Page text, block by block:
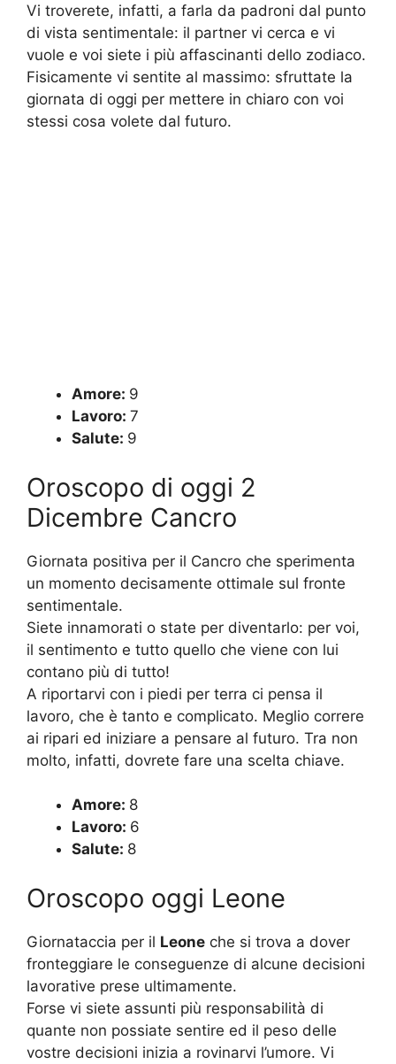
Vi troverete, infatti, a farla da padroni dal punto
di vista sentimentale: il partner vi cerca e vi
vuole e voi siete i più affascinanti dello zodiaco.
Fisicamente vi sentite al massimo: sfruttate la
giornata di oggi per mettere in chiaro con voi
stessi cosa volete dal futuro.
Amore: 9
Lavoro: 7
Salute: 9
Oroscopo di oggi 2
Dicembre Cancro
Giornata positiva per il Cancro che sperimenta
un momento decisamente ottimale sul fronte
sentimentale.
Siete innamorati o state per diventarlo: per voi,
il sentimento e tutto quello che viene con lui
contano più di tutto!
A riportarvi con i piedi per terra ci pensa il
lavoro, che è tanto e complicato. Meglio correre
ai ripari ed iniziare a pensare al futuro. Tra non
molto, infatti, dovrete fare una scelta chiave.
Amore: 8
Lavoro: 6
Salute: 8
Oroscopo oggi Leone
Giornataccia per il Leone che si trova a dover
fronteggiare le conseguenze di alcune decisioni
lavorative prese ultimamente.
Forse vi siete assunti più responsabilità di
quante non possiate sentire ed il peso delle
vostre decisioni inizia a rovinarvi l’umore. Vi